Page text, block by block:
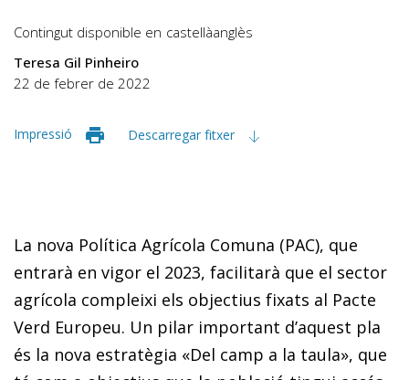
Contingut disponible en castellàanglès
Teresa Gil Pinheiro
22 de febrer de 2022
Impressió Descarregar fitxer
La nova Política Agrícola Comuna (PAC), que
entrarà en vigor el 2023, facilitarà que el sector
agrícola compleixi els objectius fixats al Pacte
Verd Europeu. Un pilar important d’aquest pla
és la nova estratègia «Del camp a la taula», que